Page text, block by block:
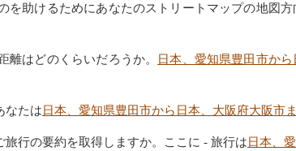
助けるためにあなたのストリートマップの地図
はどのくらいだろうか。
日本、愛知県豊田市か
なたは日本、愛知県豊田市から日本、大阪府大阪市
行の要約を取得しますか。ここに - 旅行は日本、